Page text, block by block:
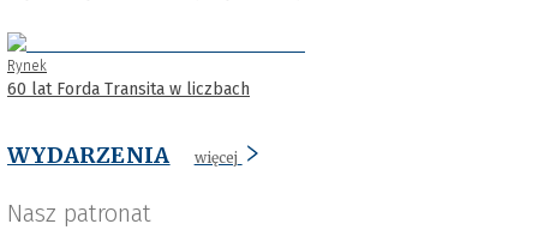
Rynek
60 lat Forda Transita w liczbach
WYDARZENIA więcej
Nasz patronat